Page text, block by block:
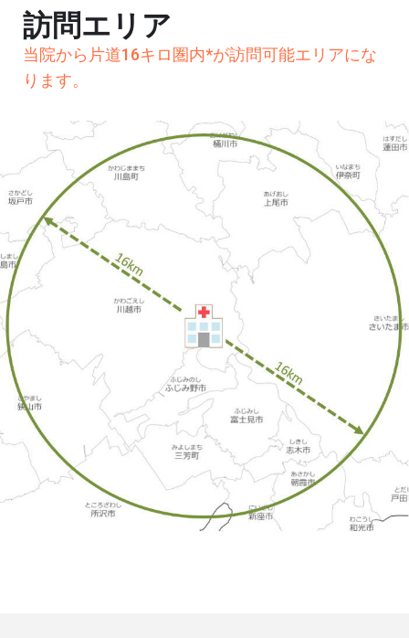
訪問エリア
当院から片道16キロ圏内*が訪問可能エリアにな
ります。